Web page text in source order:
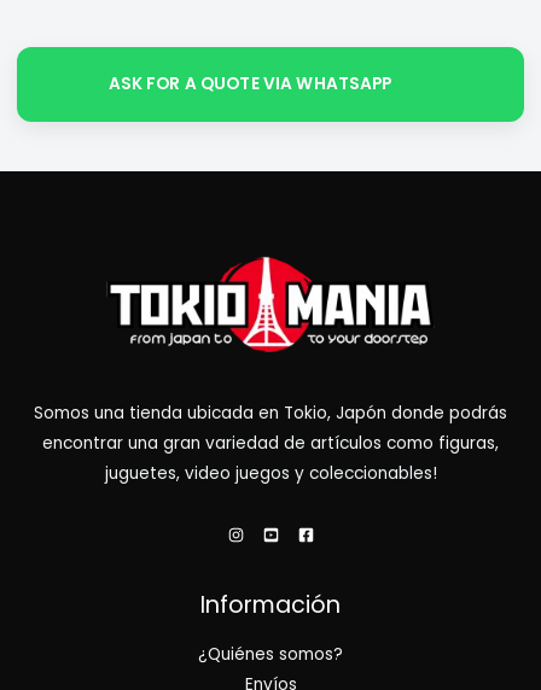
ASK FOR A QUOTE VIA WHATSAPP
Somos una tienda ubicada en Tokio, Japón donde podrás
encontrar una gran variedad de artículos como figuras,
juguetes, video juegos y coleccionables!
Información
¿Quiénes somos?
Envíos